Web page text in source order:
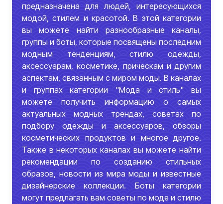
предназначена для людей, интересующихся
модой, стилем и красотой. В этой категории
вы можете найти разнообразные каналы,
группы и боты, которые посвящены последним
модным тенденциям, стилю одежды,
аксессуарам, косметике, прическам и другим
аспектам, связанным с миром моды. В каналах
и группах категории "Мода и стиль" вы
можете получить информацию о самых
актуальных модных трендах, советах по
подбору одежды и аксессуаров, обзоры
косметических продуктов и многое другое.
Также в некоторых каналах вы можете найти
рекомендации по созданию стильных
образов, новости из мира моды и известные
дизайнерские коллекции. Боты категории
могут предлагать вам советы по моде и стилю